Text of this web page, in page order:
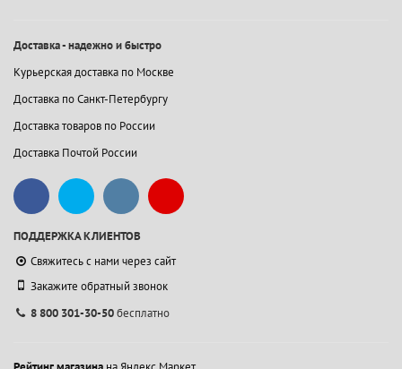
Доставка - надежно и быстро
Курьерская доставка по Москве
Доставка по Санкт-Петербургу
Доставка товаров по России
Доставка Почтой России
ПОДДЕРЖКА КЛИЕНТОВ
Свяжитесь с нами через сайт
Закажите обратный звонок
8 800 301-30-50бесплатно